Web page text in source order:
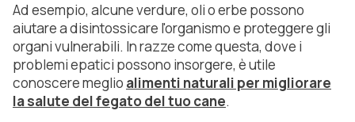
Ad esempio, alcune verdure, oli o erbe possono
aiutare a disintossicare l'organismo e proteggere gli
organi vulnerabili. In razze come questa, dove i
problemi epatici possono insorgere, è utile
conoscere meglio alimenti naturali per migliorare
la salute del fegato del tuo cane.